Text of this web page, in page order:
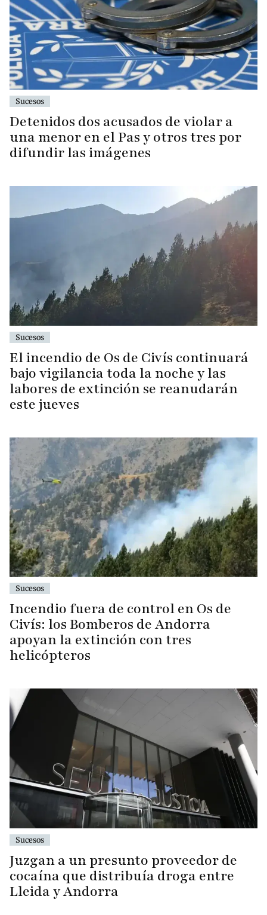
Sucesos
Detenidos dos acusados de violar a
una menor en el Pas y otros tres por
difundir las imágenes
Sucesos
El incendio de Os de Civís continuará
bajo vigilancia toda la noche y las
labores de extinción se reanudarán
este jueves
Sucesos
Incendio fuera de control en Os de
Civís: los Bomberos de Andorra
apoyan la extinción con tres
helicópteros
Sucesos
Juzgan a un presunto proveedor de
cocaína que distribuía droga entre
Lleida y Andorra